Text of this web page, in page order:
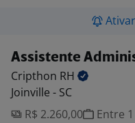
Assistente
Cripthon RH
Joinville - SC
R$ 2.260,00
Entre